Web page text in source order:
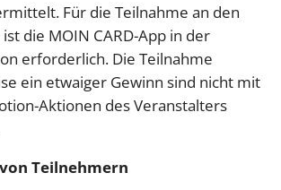
Für die Teilnahme an den
die MOIN CARD-App in der
erforderlich. Die Teilnahme
ein etwaiger Gewinn sind nicht mit
Aktionen des Veranstalters
Teilnehmern